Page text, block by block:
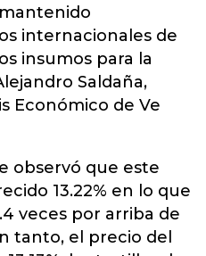
internacionales de
insumos para la
Saldaña,
Económico de Ve
observó que este
13.22% en lo que
veces por arriba de
tanto, el precio del